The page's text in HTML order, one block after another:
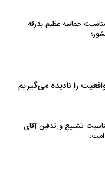
حماسه عظیم بدرقه
را نادیده می‌گیریم
تشییع و تدفین آقای
امت: